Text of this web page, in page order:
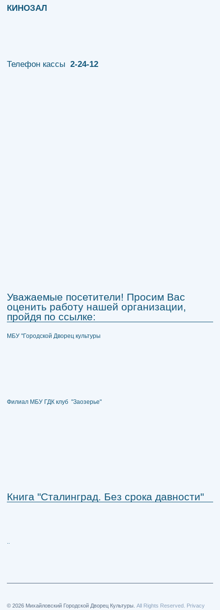
КИНОЗАЛ
Телефон кассы 2-24-12
Уважаемые посетители! Просим Вас
оценить работу нашей организации,
пройдя по ссылке:
МБУ "Городской Дворец культуры
Филиал МБУ ГДК клуб "Заозерье"
Книга "Сталинград. Без срока давности"
© 2026 Михайловский Городской Дворец Культуры. All Rights Reserved. Privacy